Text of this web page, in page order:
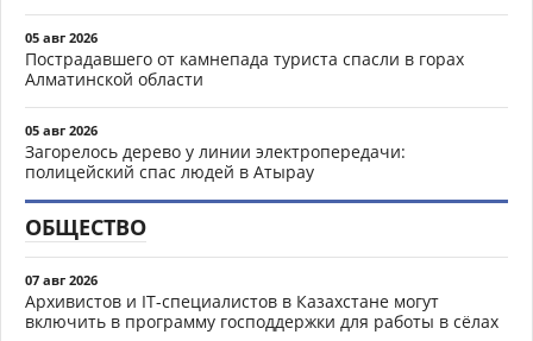
05 авг 2026
Пострадавшего от камнепада туриста спасли в горах
Алматинской области
05 авг 2026
Загорелось дерево у линии электропередачи:
полицейский спас людей в Атырау
ОБЩЕСТВО
07 авг 2026
Архивистов и IT-специалистов в Казахстане могут
включить в программу господдержки для работы в сёлах